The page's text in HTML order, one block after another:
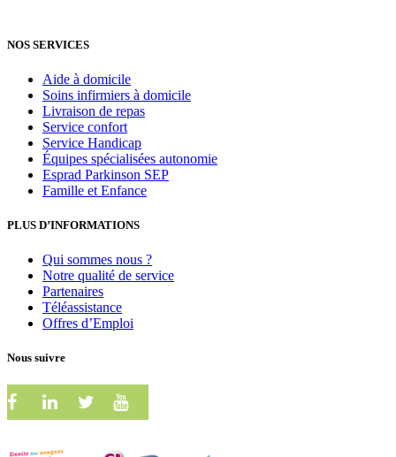
NOS SERVICES
Aide à domicile
Soins infirmiers à domicile
Livraison de repas
Service confort
Service Handicap
Équipes spécialisées autonomie
Esprad Parkinson SEP
Famille et Enfance
PLUS D’INFORMATIONS
Qui sommes nous ?
Notre qualité de service
Partenaires
Téléassistance
Offres d’Emploi
Nous suivre